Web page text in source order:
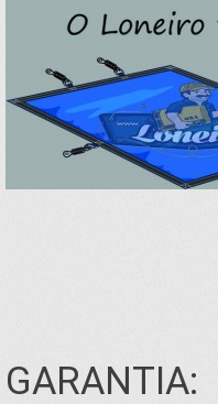
GARANTIA: